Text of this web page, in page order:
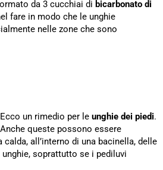
da 3 cucchiai di bicarbonato di
fare in modo che le unghie
nelle zone che sono
Ecco un rimedio per le unghie dei piedi.
Anche queste possono essere
all’interno di una bacinella, delle
soprattutto se i pediluvi